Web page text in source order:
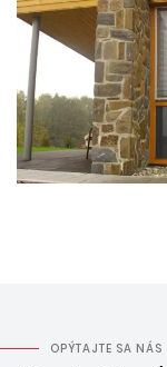
OPÝTAJTE SA NÁS